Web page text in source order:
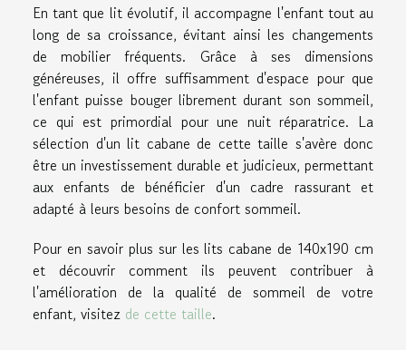
En tant que lit évolutif, il accompagne l'enfant tout au
long de sa croissance, évitant ainsi les changements
de mobilier fréquents. Grâce à ses dimensions
généreuses, il offre suffisamment d'espace pour que
l'enfant puisse bouger librement durant son sommeil,
ce qui est primordial pour une nuit réparatrice. La
sélection d'un lit cabane de cette taille s'avère donc
être un investissement durable et judicieux, permettant
aux enfants de bénéficier d'un cadre rassurant et
adapté à leurs besoins de confort sommeil.
Pour en savoir plus sur les lits cabane de 140x190 cm
et découvrir comment ils peuvent contribuer à
l'amélioration de la qualité de sommeil de votre
enfant, visitez de cette taille.